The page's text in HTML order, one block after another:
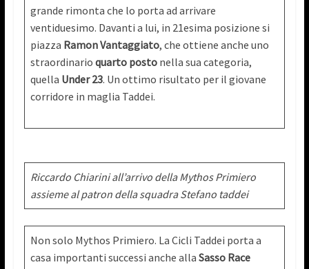
grande rimonta che lo porta ad arrivare
ventiduesimo. Davanti a lui, in 21esima posizione si
piazza Ramon Vantaggiato, che ottiene anche uno
straordinario quarto postonella sua categoria,
quella Under 23. Un ottimo risultato per il giovane
corridore in maglia Taddei.
Riccardo Chiarini all’arrivo della Mythos Primiero
assieme al patron della squadra Stefano taddei
Non solo Mythos Primiero. La Cicli Taddei porta a
casa importanti successi anche alla Sasso Race